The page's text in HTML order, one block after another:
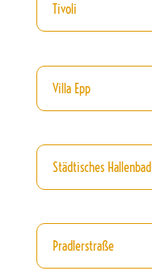
Tivoli
Villa Epp
Städtisches Hallenbad
Pradlerstraße